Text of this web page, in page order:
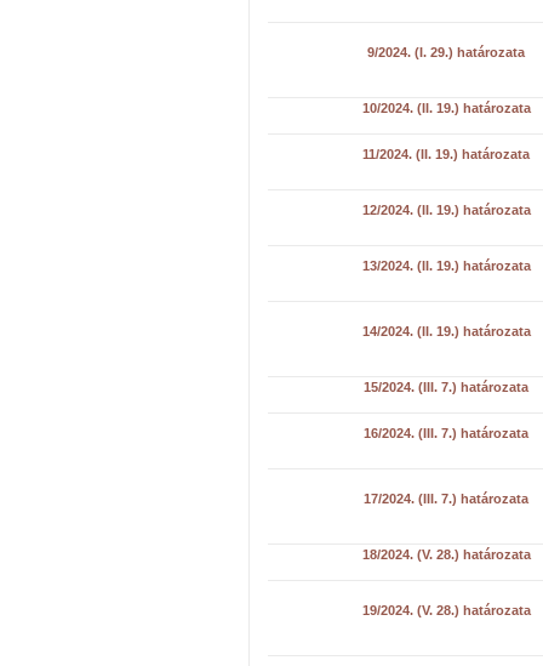
9/2024. (I. 29.) határozata
10/2024. (II. 19.) határozata
11/2024. (II. 19.) határozata
12/2024. (II. 19.) határozata
13/2024. (II. 19.) határozata
14/2024. (II. 19.) határozata
15/2024. (III. 7.) határozata
16/2024. (III. 7.) határozata
17/2024. (III. 7.) határozata
18/2024. (V. 28.) határozata
19/2024. (V. 28.) határozata